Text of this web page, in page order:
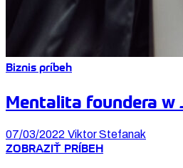
Biznis príbeh
Mentalita foundera w
07/03/2022 Viktor Stefanak
ZOBRAZIŤ PRÍBEH